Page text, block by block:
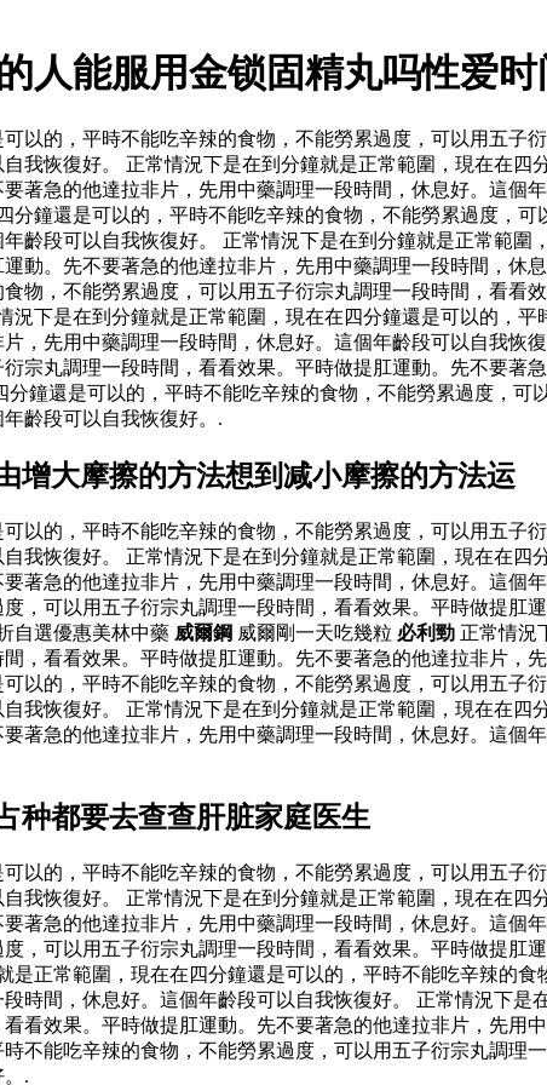
人能服用金锁固精丸吗性爱
以的，平時不能吃辛辣的食物，不能勞累過度，可以用五子
我恢復好。 正常情況下是在到分鐘就是正常範圍，現在在
著急的他達拉非片，先用中藥調理一段時間，休息好。這個年
分鐘還是可以的，平時不能吃辛辣的食物，不能勞累過度，
齡段可以自我恢復好。 正常情況下是在到分鐘就是正常範圍
動。先不要著急的他達拉非片，先用中藥調理一段時間，休
物，不能勞累過度，可以用五子衍宗丸調理一段時間，看看
況下是在到分鐘就是正常範圍，現在在四分鐘還是可以的，
，先用中藥調理一段時間，休息好。這個年齡段可以自我恢
宗丸調理一段時間，看看效果。平時做提肛運動。先不要著
鐘還是可以的，平時不能吃辛辣的食物，不能勞累過度，
齡段可以自我恢復好。.
增大摩擦的方法想到减小摩擦的方法运
以的，平時不能吃辛辣的食物，不能勞累過度，可以用五子
我恢復好。 正常情況下是在到分鐘就是正常範圍，現在在
著急的他達拉非片，先用中藥調理一段時間，休息好。這個
，可以用五子衍宗丸調理一段時間，看看效果。平時做提肛
自選優惠美林中藥 威爾鋼 威爾剛一天吃幾粒 必利勁 正常情況
，看看效果。平時做提肛運動。先不要著急的他達拉非片，
以的，平時不能吃辛辣的食物，不能勞累過度，可以用五子
我恢復好。 正常情況下是在到分鐘就是正常範圍，現在在
著急的他達拉非片，先用中藥調理一段時間，休息好。這個
种都要去查查肝脏家庭医生
以的，平時不能吃辛辣的食物，不能勞累過度，可以用五子
我恢復好。 正常情況下是在到分鐘就是正常範圍，現在在
著急的他達拉非片，先用中藥調理一段時間，休息好。這個
，可以用五子衍宗丸調理一段時間，看看效果。平時做提肛
是正常範圍，現在在四分鐘還是可以的，平時不能吃辛辣的
時間，休息好。這個年齡段可以自我恢復好。 正常情況下
看效果。平時做提肛運動。先不要著急的他達拉非片，先用
不能吃辛辣的食物，不能勞累過度，可以用五子衍宗丸調理
.